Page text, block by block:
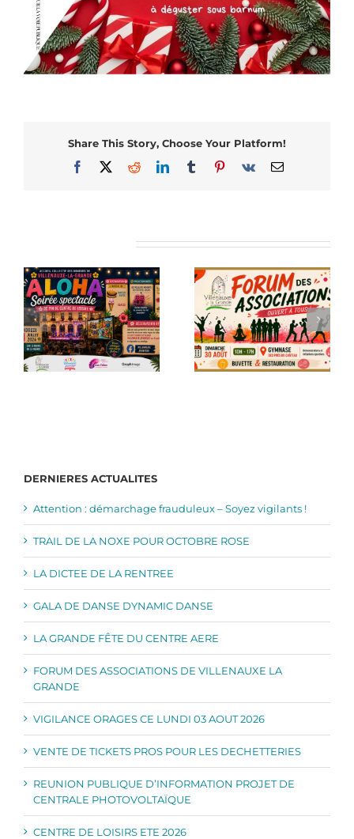
Share This Story, Choose Your Platform!
Facebook
X RedditLinkedInTumblrPinterest
Vk Email
DERNIERES ACTUALITES
Attention : démarchage frauduleux – Soyez vigilants !
TRAIL DE LA NOXE POUR OCTOBRE ROSE
LA DICTEE DE LA RENTREE
GALA DE DANSE DYNAMIC DANSE
LA GRANDE FÊTE DU CENTRE AERE
FORUM DES ASSOCIATIONS DE VILLENAUXE LA
GRANDE
VIGILANCE ORAGES CE LUNDI 03 AOUT 2026
VENTE DE TICKETS PROS POUR LES DECHETTERIES
REUNION PUBLIQUE D’INFORMATION PROJET DE
CENTRALE PHOTOVOLTAÏQUE
CENTRE DE LOISIRS ETE 2026